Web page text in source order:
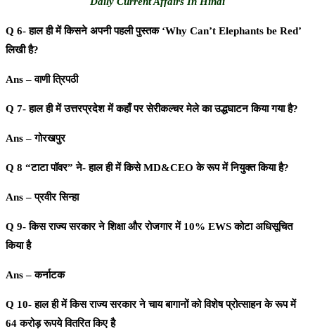
Q 6- हाल ही में किसने अपनी पहली पुस्तक ‘Why Can’t Elephants be Red’
लिखी है?
Ans – वाणी त्रिपठी
Q 7- हाल ही में उत्तरप्रदेश में कहाँ पर सेरीकल्चर मेले का उद्धघाटन किया गया है?
Ans – गोरखपुर
Q 8 “टाटा पॉवर” ने- हाल ही में किसे MD&CEO के रूप में नियुक्त किया है?
Ans – प्रवीर सिन्हा
Q 9- किस राज्य सरकार ने शिक्षा और रोजगार में 10% EWS कोटा अधिसूचित
किया है
Ans – कर्नाटक
Q 10- हाल ही में किस राज्य सरकार ने चाय बागानों को विशेष प्रोत्साहन के रूप में
64 करोड़ रूपये वितरित किए है